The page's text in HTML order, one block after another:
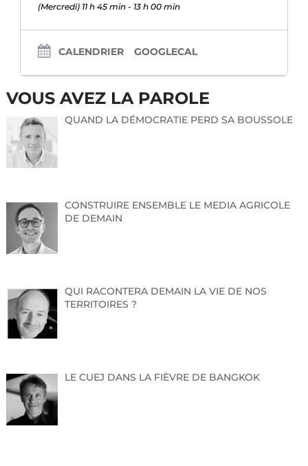
(Mercredi) 11 h 45 min - 13 h 00 min
CALENDRIER GOOGLECAL
VOUS AVEZ LA PAROLE
QUAND LA DÉMOCRATIE PERD SA BOUSSOLE
CONSTRUIRE ENSEMBLE LE MEDIA AGRICOLE
DE DEMAIN
QUI RACONTERA DEMAIN LA VIE DE NOS
TERRITOIRES ?
LE CUEJ DANS LA FIÈVRE DE BANGKOK